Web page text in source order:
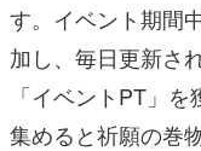
す。イベント期間
加し、毎日更新さ
「イベントPT」
集めると祈願の巻